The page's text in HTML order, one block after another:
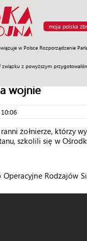
moja polska
w Polsce Rozporządzenie
związku z powyższym
Sprzęt Misje
wojnie
ranni żołnierze, którzy
szkolili się w
Rodzajów